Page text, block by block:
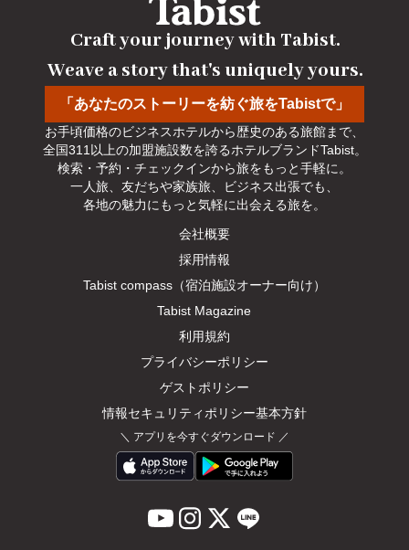
「あなたのストーリーを紡ぐ旅をTabistで」
Craft your journey with Tabist.
Weave a story that's uniquely yours.
お手頃価格のビジネスホテルから歴史のある旅館まで、
全国311以上の加盟施設数を誇るホテルブランドTabist。
検索・予約・チェックインから旅をもっと手軽に。
一人旅、友だちや家族旅、ビジネス出張でも、
各地の魅力にもっと気軽に出会える旅を。
＼ アプリを今すぐダウンロード ／
会社概要
採用情報
Tabist compass（宿泊施設オーナー向け）
Tabist Magazine
利用規約
プライバシーポリシー
ゲストポリシー
情報セキュリティポリシー基本方針